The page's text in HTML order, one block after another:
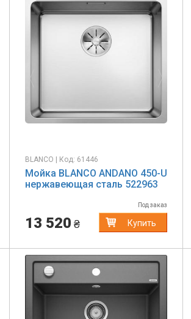
Previous Next
BLANCO | Код: 61446
Мойка BLANCO ANDANO 450-U
нержавеющая сталь 522963
Под заказ
13 520 ₴ Купить